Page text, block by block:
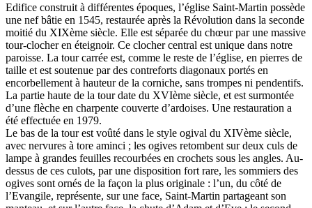
Edifice construit à différentes époques, l’église Saint-Martin possède
une nef bâtie en 1545, restaurée après la Révolution dans la seconde
moitié du XIXème siècle. Elle est séparée du chœur par une massive
tour-clocher en éteignoir. Ce clocher central est unique dans notre
paroisse. La tour carrée est, comme le reste de l’église, en pierres de
taille et est soutenue par des contreforts diagonaux portés en
encorbellement à hauteur de la corniche, sans trompes ni pendentifs.
La partie haute de la tour date du XVIème siècle, et est surmontée
d’une flèche en charpente couverte d’ardoises. Une restauration a
été effectuée en 1979.
Le bas de la tour est voûté dans le style ogival du XIVème siècle,
avec nervures à tore aminci ; les ogives retombent sur deux culs de
lampe à grandes feuilles recourbées en crochets sous les angles. Au-
dessus de ces culots, par une disposition fort rare, les sommiers des
ogives sont ornés de la façon la plus originale : l’un, du côté de
l’Evangile, représente, sur une face, Saint-Martin partageant son